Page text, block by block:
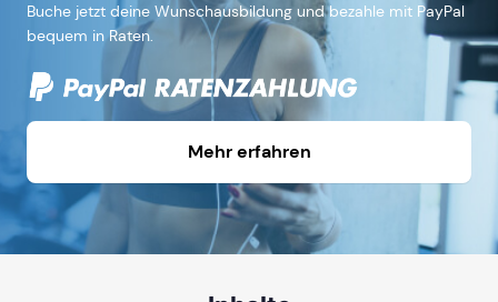
Buche jetzt deine Wunschausbildung und bezahle mit PayPal
bequem in Raten.
Mehr erfahren